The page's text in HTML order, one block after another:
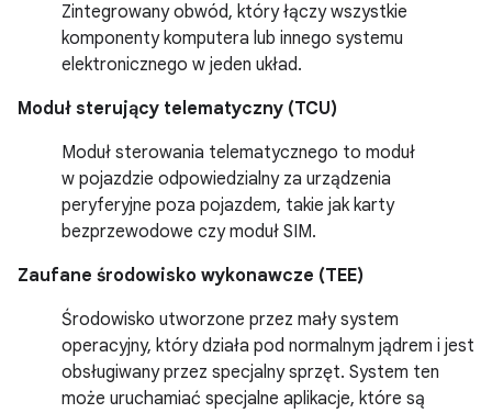
Zintegrowany obwód, który łączy wszystkie
komponenty komputera lub innego systemu
elektronicznego w jeden układ.
Moduł sterujący telematyczny (TCU)
Moduł sterowania telematycznego to moduł
w pojazdzie odpowiedzialny za urządzenia
peryferyjne poza pojazdem, takie jak karty
bezprzewodowe czy moduł SIM.
Zaufane środowisko wykonawcze (TEE)
Środowisko utworzone przez mały system
operacyjny, który działa pod normalnym jądrem i jest
obsługiwany przez specjalny sprzęt. System ten
może uruchamiać specjalne aplikacje, które są